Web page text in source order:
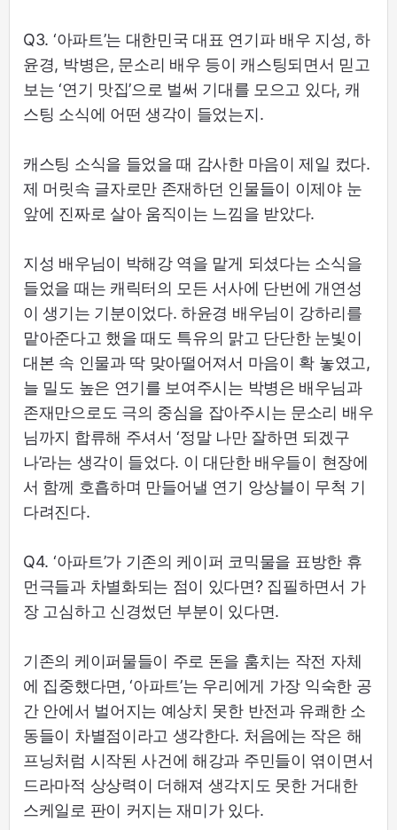
Q3. ‘아파트’는 대한민국 대표 연기파 배우 지성, 하
윤경, 박병은, 문소리 배우 등이 캐스팅되면서 믿고
보는 ‘연기 맛집’으로 벌써 기대를 모으고 있다, 캐
스팅 소식에 어떤 생각이 들었는지.
캐스팅 소식을 들었을 때 감사한 마음이 제일 컸다.
제 머릿속 글자로만 존재하던 인물들이 이제야 눈
앞에 진짜로 살아 움직이는 느낌을 받았다.
지성 배우님이 박해강 역을 맡게 되셨다는 소식을
들었을 때는 캐릭터의 모든 서사에 단번에 개연성
이 생기는 기분이었다. 하윤경 배우님이 강하리를
맡아준다고 했을 때도 특유의 맑고 단단한 눈빛이
대본 속 인물과 딱 맞아떨어져서 마음이 확 놓였고,
늘 밀도 높은 연기를 보여주시는 박병은 배우님과
존재만으로도 극의 중심을 잡아주시는 문소리 배우
님까지 합류해 주셔서 ‘정말 나만 잘하면 되겠구
나’라는 생각이 들었다. 이 대단한 배우들이 현장에
서 함께 호흡하며 만들어낼 연기 앙상블이 무척 기
다려진다.
Q4. ‘아파트’가 기존의 케이퍼 코믹물을 표방한 휴
먼극들과 차별화되는 점이 있다면? 집필하면서 가
장 고심하고 신경썼던 부분이 있다면.
기존의 케이퍼물들이 주로 돈을 훔치는 작전 자체
에 집중했다면, ‘아파트’는 우리에게 가장 익숙한 공
간 안에서 벌어지는 예상치 못한 반전과 유쾌한 소
동들이 차별점이라고 생각한다. 처음에는 작은 해
프닝처럼 시작된 사건에 해강과 주민들이 엮이면서
드라마적 상상력이 더해져 생각지도 못한 거대한
스케일로 판이 커지는 재미가 있다.